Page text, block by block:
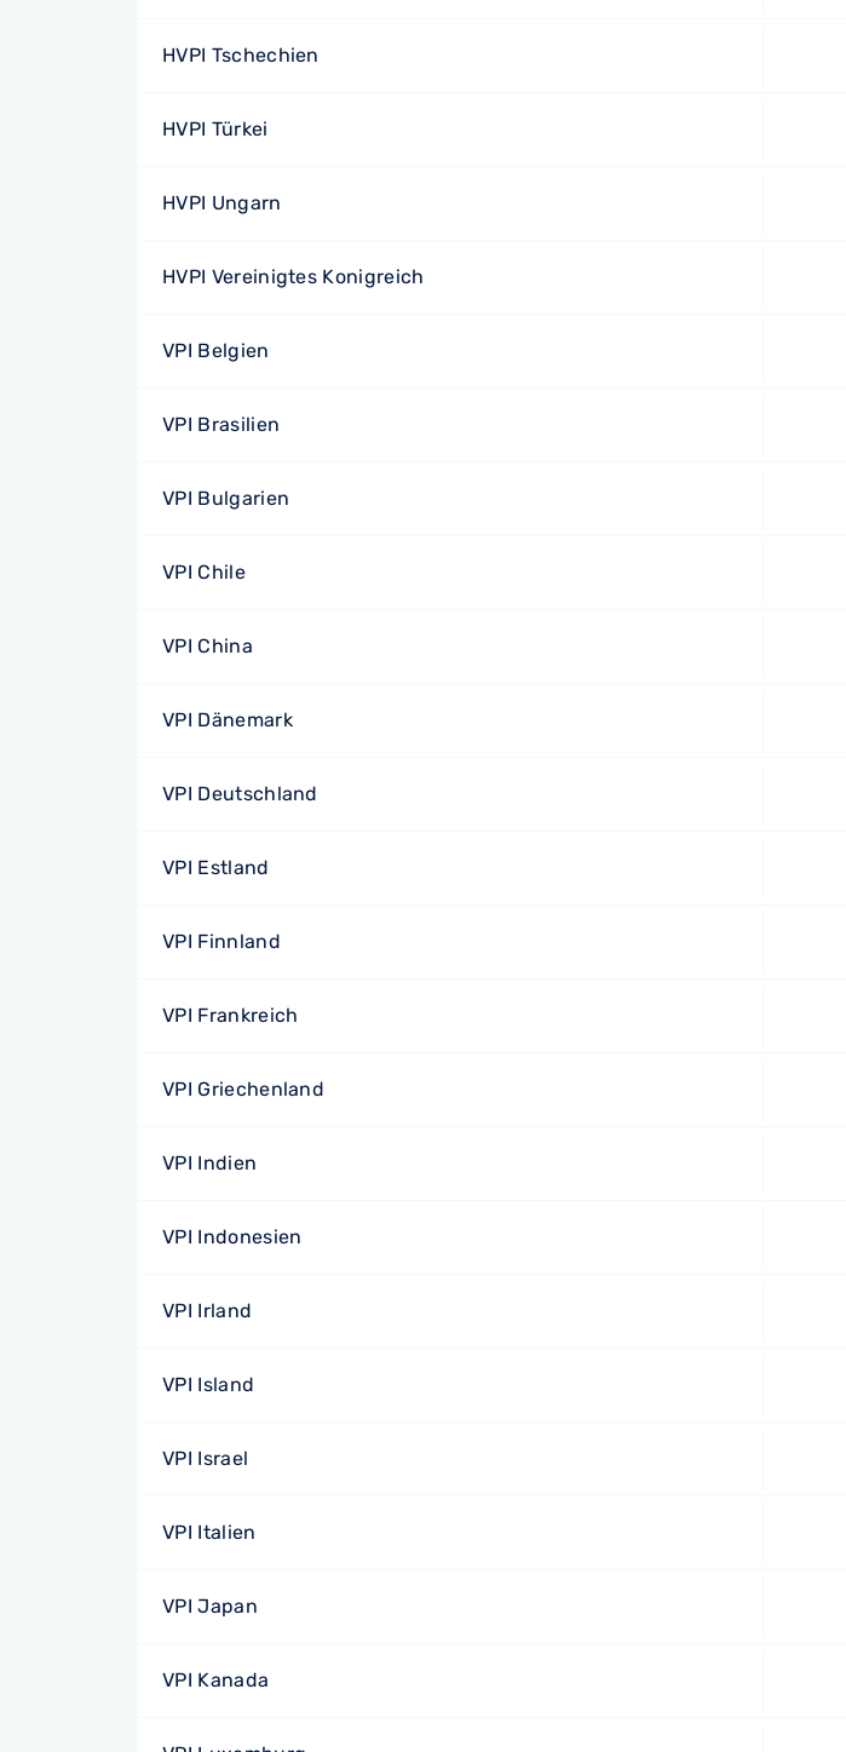
HVPI Tschechien
HVPI Türkei
HVPI Ungarn
HVPI Vereinigtes Konigreich
VPI Belgien
VPI Brasilien
VPI Bulgarien
VPI Chile
VPI China
VPI Dänemark
VPI Deutschland
VPI Estland
VPI Finnland
VPI Frankreich
VPI Griechenland
VPI Indien
VPI Indonesien
VPI Irland
VPI Island
VPI Israel
VPI Italien
VPI Japan
VPI Kanada